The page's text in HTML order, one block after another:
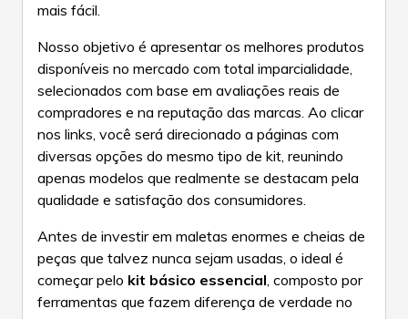
mais fácil.
Nosso objetivo é apresentar os melhores produtos
disponíveis no mercado com total imparcialidade,
selecionados com base em avaliações reais de
compradores e na reputação das marcas. Ao clicar
nos links, você será direcionado a páginas com
diversas opções do mesmo tipo de kit, reunindo
apenas modelos que realmente se destacam pela
qualidade e satisfação dos consumidores.
Antes de investir em maletas enormes e cheias de
peças que talvez nunca sejam usadas, o ideal é
começar pelo kit básico essencial, composto por
ferramentas que fazem diferença de verdade no